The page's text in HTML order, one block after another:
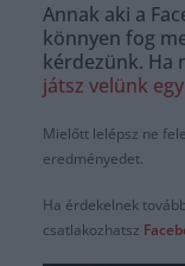
Annak aki a
könnyen fog
kérdezünk. Ha
játsz velünk
Mielőtt lelépsz ne
eredményedet.
Ha érdekelnek
csatlakozhatsz F